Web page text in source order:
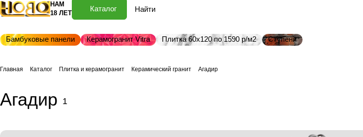
НАМ
18 ЛЕТ
Каталог
Бамбуковые панели Керамогранит Vitra Плитка 60х120 по 1590 р/м2 Ступени
Главная Каталог Плитка и керамогранит Керамический гранит Агадир
Агадир 1